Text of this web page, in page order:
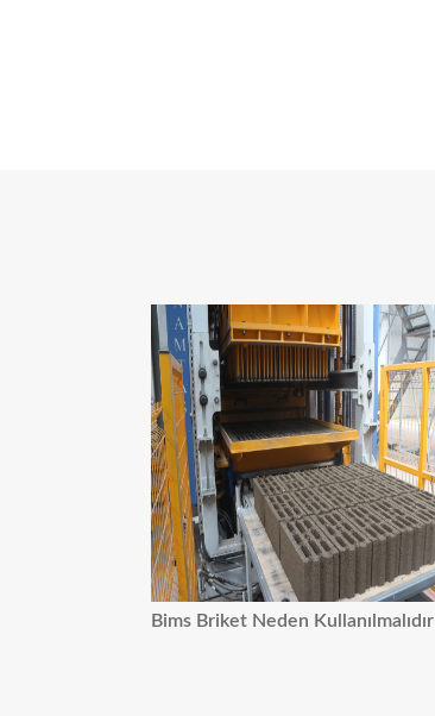
Bims Briket Neden Kullanılmalıdır